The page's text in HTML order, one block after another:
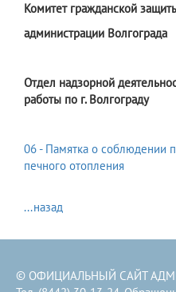
Комитет гражданской
администрации Волгограда
Отдел надзорной
работы по г. Волгограду
06 - Памятка о соблюдении
печного отопления
...назад
© ОФИЦИАЛЬНЫЙ САЙТ